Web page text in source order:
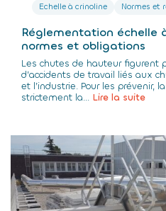
Echelle à crinoline Normes et
Réglementation échelle
normes et obligations
Les chutes de hauteur figurent
d’accidents de travail liés aux
et l’industrie. Pour les prévenir,
strictement la... Lire la suite